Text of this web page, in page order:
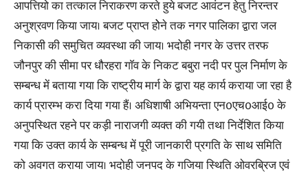
आपत्तियो का तत्काल निराकरण करते हुये बजट आवंटन हेतु निरन्तर
अनुश्रवण किया जाय। बजट प्राप्त होेने तक नगर पालिका द्वारा जल
निकासी की समुचित व्यवस्था की जाय। भदोही नगर के उत्तर तरफ
जौनपुर की सीमा पर धौरहरा गाॅव के निकट बबुरा नदी पर पुल निर्माण के
सम्बन्ध में बताया गया कि राष्ट्रीय मार्ग के द्वारा यह कार्य कराया जा रहा है
कार्य प्रारम्भ करा दिया गया हैं। अधिशाषी अभियन्ता एन0एच0आई0 के
अनुपस्थित रहने पर कड़ी नाराजगी व्यक्त की गयी तथा निर्देशित किया
गया कि उक्त कार्य के सम्बन्ध में पूरी जानकारी प्रगति के साथ समिति
को अवगत कराया जाय। भदोही जनपद के गजिया स्थिति ओवरब्रिज एवं